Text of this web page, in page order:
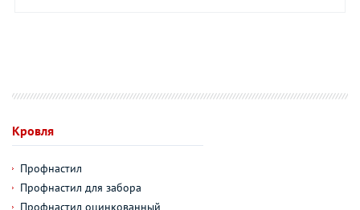
Кровля
Профнастил
Профнастил для забора
Профнастил оцинкованный